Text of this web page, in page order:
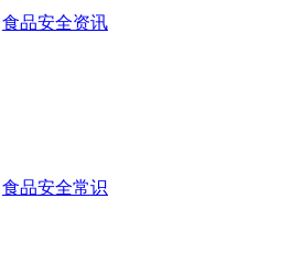
食品安全资讯
食品安全常识